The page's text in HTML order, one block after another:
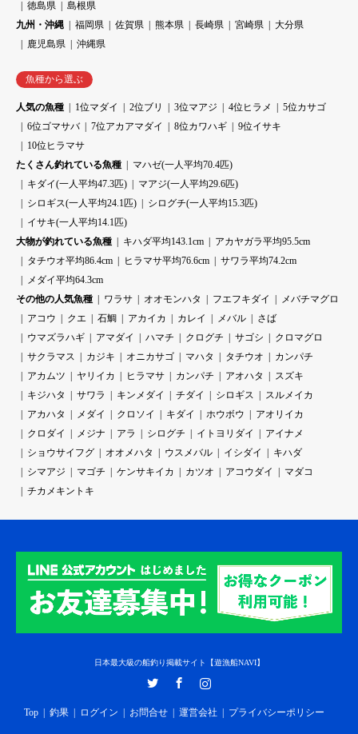
徳島県
島根県
九州・沖縄
福岡県 佐賀県 熊本県 長崎県 宮崎県
大分県
鹿児島県
沖縄県
魚種から選ぶ
人気の魚種 1位マダイ 2位ブリ 3位マアジ 4位ヒラメ
5位カサゴ
6位ゴマサバ
7位アカアマダイ 8位カワハギ
9位イサキ
10位ヒラマサ
たくさん釣れている魚種
マハゼ(一人平均70.4匹)
キダイ(一人平均47.3匹)
マアジ(一人平均29.6匹)
シロギス(一人平均24.1匹)
シログチ(一人平均15.3匹)
イサキ(一人平均14.1匹)
大物が釣れている魚種
キハダ平均143.1cm
アカヤガラ平均95.5cm
タチウオ平均86.4cm
ヒラマサ平均76.6cm
サワラ平均74.2cm
メダイ平均64.3cm
その他の人気魚種
ワラサ オオモンハタ フエフキダイ
メバチマグロ
アコウ
クエ 石鯛 アカイカ カレイ メバル
さば
ウマズラハギ
アマダイ ハマチ クログチ サゴシ
クロマグロ
サクラマス
カジキ オニカサゴ マハタ タチウオ
カンパチ
アカムツ
ヤリイカ ヒラマサ カンパチ アオハタ
スズキ
キジハタ
サワラ キンメダイ チダイ シロギス
スルメイカ
アカハタ
メダイ クロソイ キダイ ホウボウ
アオリイカ
クロダイ
メジナ アラ シログチ イトヨリダイ
アイナメ
ショウサイフグ
オオメハタ ウスメバル イシダイ
キハダ
シマアジ
マゴチ ケンサキイカ カツオ アコウダイ
マダコ
チカメキントキ
日本最大級の船釣り掲載サイト【遊漁船NAVI】
Top 釣果 ログイン お問合せ 運営会社 プライバシーポリシー